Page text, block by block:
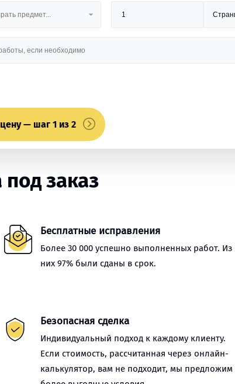
— шаг 1 из 2
заказ
Бесплатные исправления
Более 30 000 успешно выполненных работ. Из
них 97% были сданы в срок.
Безопасная сделка
Индивидуальный подход к каждому клиенту.
Если стоимость, рассчитанная через онлайн-
калькулятор, вам не подходит, мы предложим